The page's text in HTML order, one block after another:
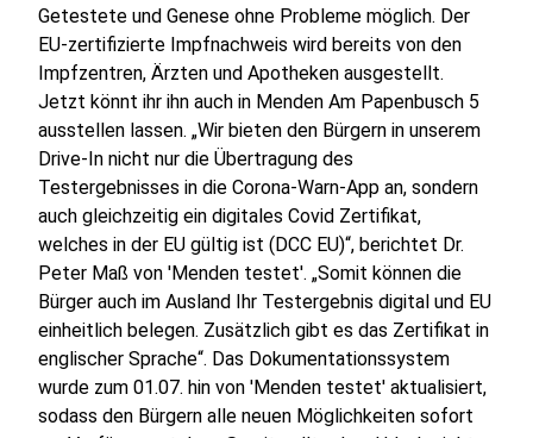
Getestete und Genese ohne Probleme möglich. Der
EU-zertifizierte Impfnachweis wird bereits von den
Impfzentren, Ärzten und Apotheken ausgestellt.
Jetzt könnt ihr ihn auch in Menden Am Papenbusch 5
ausstellen lassen. „Wir bieten den Bürgern in unserem
Drive-In nicht nur die Übertragung des
Testergebnisses in die Corona-Warn-App an, sondern
auch gleichzeitig ein digitales Covid Zertifikat,
welches in der EU gültig ist (DCC EU)“, berichtet Dr.
Peter Maß von 'Menden testet'. „Somit können die
Bürger auch im Ausland Ihr Testergebnis digital und EU
einheitlich belegen. Zusätzlich gibt es das Zertifikat in
englischer Sprache“. Das Dokumentationssystem
wurde zum 01.07. hin von 'Menden testet' aktualisiert,
sodass den Bürgern alle neuen Möglichkeiten sofort